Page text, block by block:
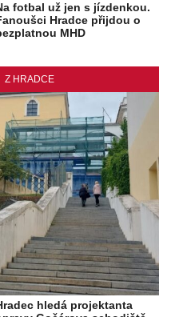
fotbal už jen s jízdenkou.
Hradce přijdou o
MHD
Z HRADCE
hledá projektanta